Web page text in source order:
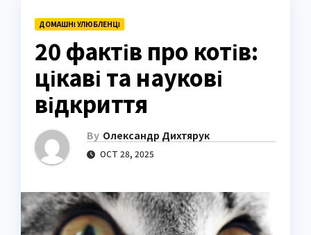
ДОМАШНІ УЛЮБЛЕНЦІ
20 фактів про котів:
цікаві та наукові
відкриття
By Олександр Дихтярук
OCT 28, 2025